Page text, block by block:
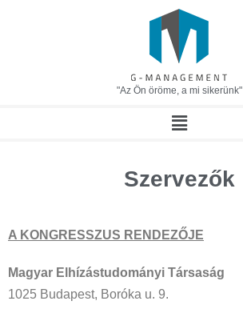
"Az Ön öröme, a mi sikerünk"
Szervezők
A KONGRESSZUS RENDEZŐJE
Magyar Elhízástudományi Társaság
1025 Budapest, Boróka u. 9.